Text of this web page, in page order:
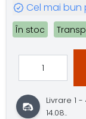
Cel mai
În stoc
Livrare 1 -
14.08..